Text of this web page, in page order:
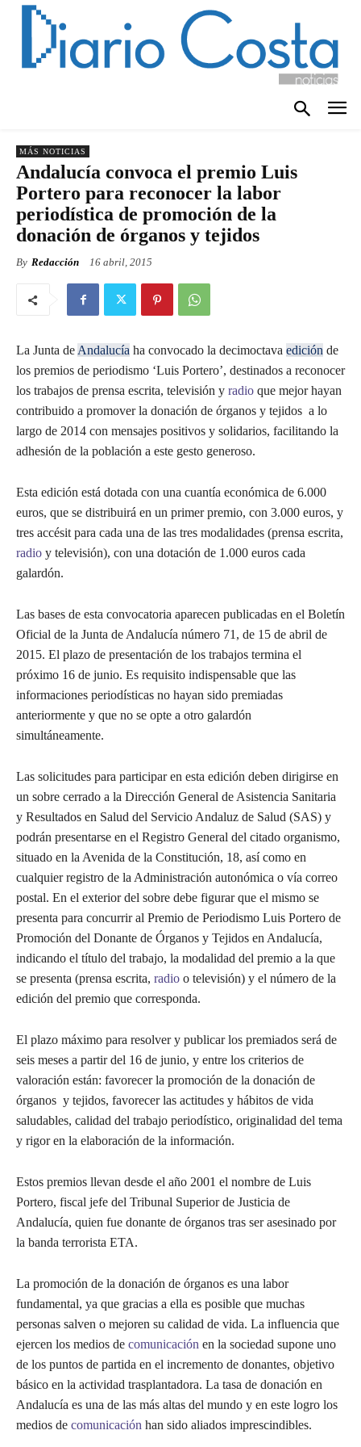
MÁS NOTICIAS
Andalucía convoca el premio Luis
Portero para reconocer la labor
periodística de promoción de la
donación de órganos y tejidos
By Redacción 16 abril, 2015
La Junta deAndalucía ha convocado la decimoctava edición de
los premios de periodismo ‘Luis Portero’, destinados a reconocer
los trabajos de prensa escrita, televisión y radio que mejor hayan
contribuido a promover la donación de órganos y tejidos a lo
largo de 2014 con mensajes positivos y solidarios, facilitando la
adhesión de la población a este gesto generoso.
Esta edición está dotada con una cuantía económica de 6.000
euros, que se distribuirá en un primer premio, con 3.000 euros, y
tres accésit para cada una de las tres modalidades (prensa escrita,
radio y televisión), con una dotación de 1.000 euros cada
galardón.
Las bases de esta convocatoria aparecen publicadas en el Boletín
Oficial de la Junta de Andalucía número 71, de 15 de abril de
2015. El plazo de presentación de los trabajos termina el
próximo 16 de junio. Es requisito indispensable que las
informaciones periodísticas no hayan sido premiadas
anteriormente y que no se opte a otro galardón
simultáneamente.
Las solicitudes para participar en esta edición deben dirigirse en
un sobre cerrado a la Dirección General de Asistencia Sanitaria
y Resultados en Salud del Servicio Andaluz de Salud (SAS) y
podrán presentarse en el Registro General del citado organismo,
situado en la Avenida de la Constitución, 18, así como en
cualquier registro de la Administración autonómica o vía correo
postal. En el exterior del sobre debe figurar que el mismo se
presenta para concurrir al Premio de Periodismo Luis Portero de
Promoción del Donante de Órganos y Tejidos en Andalucía,
indicando el título del trabajo, la modalidad del premio a la que
se presenta (prensa escrita, radio o televisión) y el número de la
edición del premio que corresponda.
El plazo máximo para resolver y publicar los premiados será de
seis meses a partir del 16 de junio, y entre los criterios de
valoración están: favorecer la promoción de la donación de
órganos y tejidos, favorecer las actitudes y hábitos de vida
saludables, calidad del trabajo periodístico, originalidad del tema
y rigor en la elaboración de la información.
Estos premios llevan desde el año 2001 el nombre de Luis
Portero, fiscal jefe del Tribunal Superior de Justicia de
Andalucía, quien fue donante de órganos tras ser asesinado por
la banda terrorista ETA.
La promoción de la donación de órganos es una labor
fundamental, ya que gracias a ella es posible que muchas
personas salven o mejoren su calidad de vida. La influencia que
ejercen los medios de comunicación en la sociedad supone uno
de los puntos de partida en el incremento de donantes, objetivo
básico en la actividad trasplantadora. La tasa de donación en
Andalucía es una de las más altas del mundo y en este logro los
medios de comunicación han sido aliados imprescindibles.